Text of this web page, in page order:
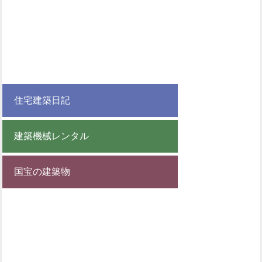
住宅建築日記
建築機械レンタル
国宝の建築物